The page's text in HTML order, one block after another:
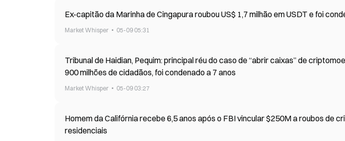
Ex-capitão da Marinha de Cingapura roubou US$ 1,7 milhão em USDT e foi
Market Whisper 05-09 05:31
Tribunal de Haidian, Pequim: principal réu do caso de “abrir caixas” de
900 milhões de cidadãos, foi condenado a 7 anos
Market Whisper 05-09 03:27
Homem da Califórnia recebe 6,5 anos após o FBI vincular $250M a roubos de criptomoedas a assaltos
residenciais